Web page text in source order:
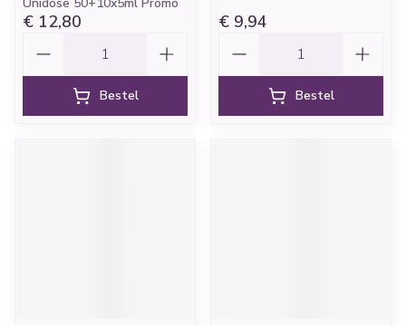
€ 12,80
Bestel
€ 9,94
Bestel